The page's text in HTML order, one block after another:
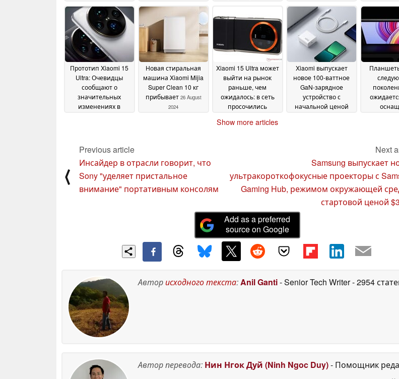
обновление OLED-
дисплеев31 August 2024
Прототип Xiaomi 15
Ultra: Очевидцы
сообщают о
значительных
изменениях в
August 2024
Новая стиральная
машина Xiaomi Mijia
Super Clean 10 кг
прибывает 26 August
2024
Xiaomi 15 Ultra может
выйти на рынок
раньше, чем
ожидалось: в сеть
просочились
МП камере 26 August
Xiaomi выпускает
новое 100-ваттное
GaN-зарядное
устройство с
начальной ценой
C26
Show more articles
⟨
Previous article
Инсайдер в отрасли говорит, что
Sony "уделяет пристальное
внимание" портативным консолям
Next
Samsung выпускает
ультракороткофокусные проекторы с
Gaming Hub, режимом окружающей
стартовой ценой
Add as a preferred
source on Google
Авторисходного текста:Anil Ganti- Senior Tech Writer- 2954
Автор перевода: Нин Нгок Дуй (Ninh Ngoc Duy)- Помощник